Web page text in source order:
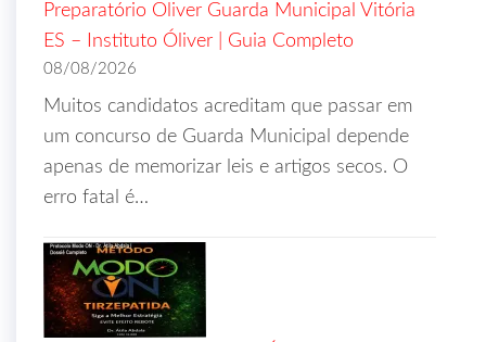
Preparatório Oliver Guarda Municipal Vitória
ES – Instituto Óliver | Guia Completo
08/08/2026
Muitos candidatos acreditam que passar em
um concurso de Guarda Municipal depende
apenas de memorizar leis e artigos secos. O
erro fatal é…